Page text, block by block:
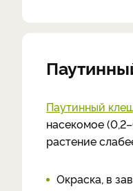
Паутинный
насекомое
растение
Окраска, в